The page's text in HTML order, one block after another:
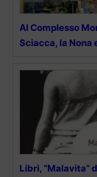
Al Complesso
Sciacca, la Nona
Libri, “Malavita”